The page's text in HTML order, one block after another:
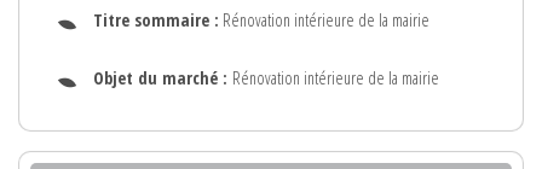
Titre sommaire : Rénovation intérieure de la mairie
Objet du marché : Rénovation intérieure de la mairie